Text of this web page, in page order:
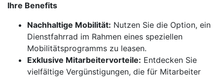
Ihre Benefits
Nachhaltige Mobilität: Nutzen Sie die Option, ein
Dienstfahrrad im Rahmen eines speziellen
Mobilitätsprogramms zu leasen.
Exklusive Mitarbeitervorteile: Entdecken Sie
vielfältige Vergünstigungen, die für Mitarbeiter